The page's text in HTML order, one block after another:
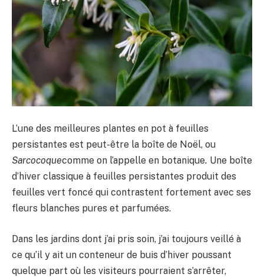
L’une des meilleures plantes en pot à feuilles
persistantes est peut-être la boîte de Noël, ou
Sarcocoquecomme on l’appelle en botanique. Une boîte
d’hiver classique à feuilles persistantes produit des
feuilles vert foncé qui contrastent fortement avec ses
fleurs blanches pures et parfumées.
Dans les jardins dont j’ai pris soin, j’ai toujours veillé à
ce qu’il y ait un conteneur de buis d’hiver poussant
quelque part où les visiteurs pourraient s’arrêter,